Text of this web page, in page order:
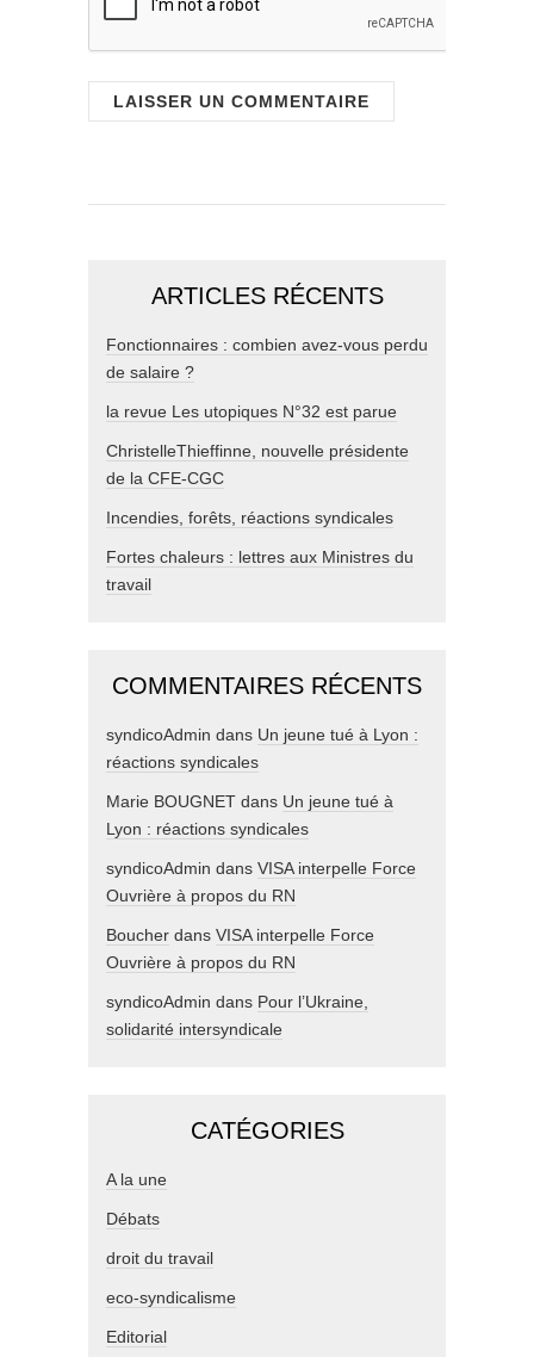
ARTICLES RÉCENTS
Fonctionnaires : combien avez-vous perdu
de salaire ?
la revue Les utopiques N°32 est parue
ChristelleThieffinne, nouvelle présidente
de la CFE-CGC
Incendies, forêts, réactions syndicales
Fortes chaleurs : lettres aux Ministres du
travail
COMMENTAIRES RÉCENTS
syndicoAdmin dans Un jeune tué à Lyon :
réactions syndicales
Marie BOUGNET dans Un jeune tué à
Lyon : réactions syndicales
syndicoAdmin dans VISA interpelle Force
Ouvrière à propos du RN
Boucher dans VISA interpelle Force
Ouvrière à propos du RN
syndicoAdmin dans Pour l’Ukraine,
solidarité intersyndicale
CATÉGORIES
A la une
Débats
droit du travail
eco-syndicalisme
Editorial